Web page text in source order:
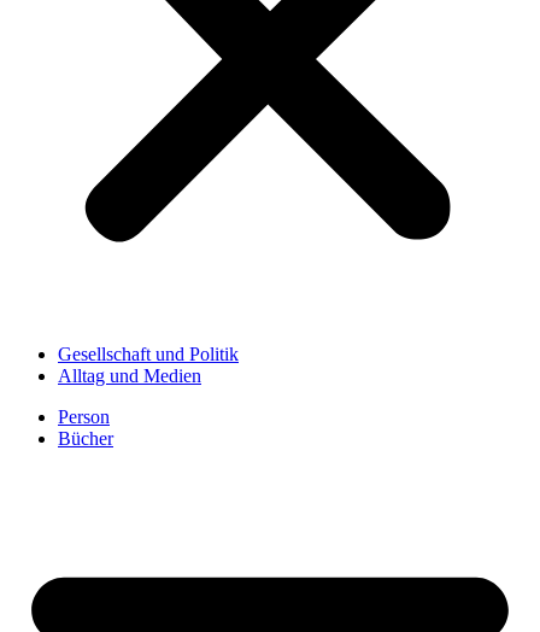
Gesellschaft und Politik
Alltag und Medien
Person
Bücher